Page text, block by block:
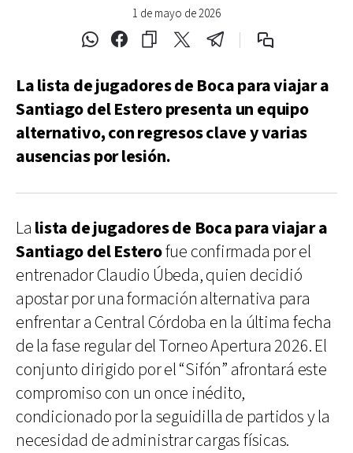
1 de mayo de 2026
La lista de jugadores de Boca para viajar a
Santiago del Estero presenta un equipo
alternativo, con regresos clave y varias
ausencias por lesión.
La lista de jugadores de Boca para viajar a
Santiago del Esterofue confirmada por el
entrenador Claudio Úbeda, quien decidió
apostar por una formación alternativa para
enfrentar a Central Córdoba en la última fecha
de la fase regular del Torneo Apertura 2026. El
conjunto dirigido por el “Sifón” afrontará este
compromiso con un once inédito,
condicionado por la seguidilla de partidos y la
necesidad de administrar cargas físicas.